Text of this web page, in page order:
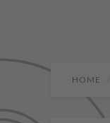
HOME